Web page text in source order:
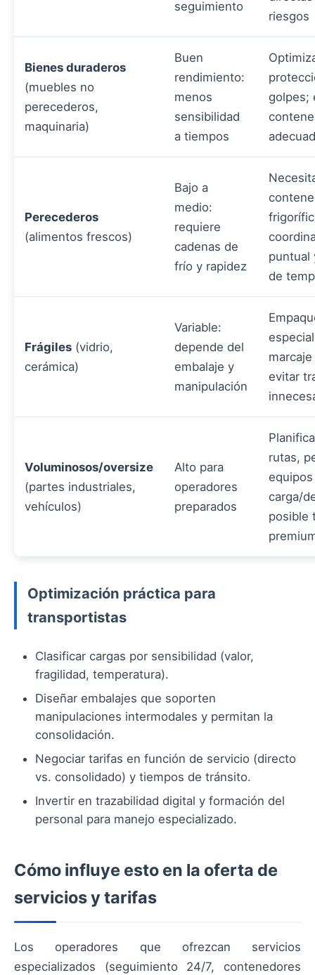
seguimiento
riesgos
Bienes duraderos
(muebles no
perecederos,
maquinaria)
Buen
rendimiento:
menos
sensibilidad
a tiempos
golpes;
Perecederos
(alimentos frescos)
Bajo a
medio:
requiere
cadenas de
frío y rapidez
puntual
de
Frágiles (vidrio,
cerámica)
Variable:
depende del
embalaje y
manipulación
evitar
Voluminosos/oversize
(partes industriales,
vehículos)
Alto para
operadores
preparados
rutas,
carga/
posible
Optimización práctica para
transportistas
Clasificar cargas por sensibilidad (valor,
fragilidad, temperatura).
Diseñar embalajes que soporten
manipulaciones intermodales y permitan la
consolidación.
Negociar tarifas en función de servicio (directo
vs. consolidado) y tiempos de tránsito.
Invertir en trazabilidad digital y formación del
personal para manejo especializado.
Cómo influye esto en la oferta de
servicios y tarifas
Los operadores que ofrezcan servicios
especializados (seguimiento 24/7, contenedores